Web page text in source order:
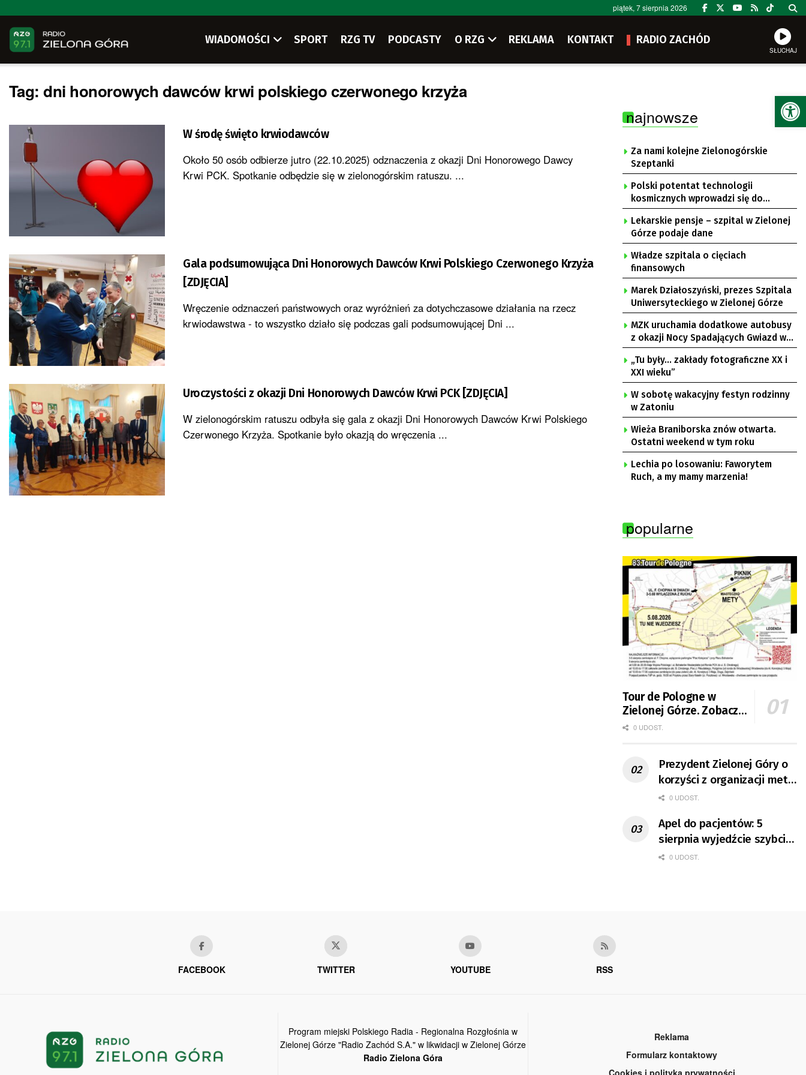
piątek, 7 sierpnia 2026
WIADOMOŚCI SPORT RZG TV PODCASTY O RZG REKLAMA KONTAKT RADIO ZACHÓD
SŁUCHAJ
Tag:dni honorowych dawców krwi polskiego czerwonego krzyża
W środę święto krwiodawców
Około 50 osób odbierze jutro (22.10.2025) odznaczenia z okazji Dni Honorowego Dawcy
Krwi PCK. Spotkanie odbędzie się w zielonogórskim ratuszu. ...
Gala podsumowująca Dni Honorowych Dawców Krwi Polskiego Czerwonego Krzyża
[ZDJĘCIA]
Wręczenie odznaczeń państwowych oraz wyróżnień za dotychczasowe działania na rzecz
krwiodawstwa - to wszystko działo się podczas gali podsumowującej Dni ...
Uroczystości z okazji Dni Honorowych Dawców Krwi PCK [ZDJĘCIA]
W zielonogórskim ratuszu odbyła się gala z okazji Dni Honorowych Dawców Krwi Polskiego
Czerwonego Krzyża. Spotkanie było okazją do wręczenia ...
najnowsze
Za nami kolejne Zielonogórskie
Szeptanki
Polski potentat technologii
kosmicznych wprowadzi się do
Zielonej Góry
Lekarskie pensje – szpital w Zielonej
Górze podaje dane
Władze szpitala o cięciach
finansowych
Marek Działoszyński, prezes Szpitala
Uniwersyteckiego w Zielonej Górze
MZK uruchamia dodatkowe autobusy
z okazji Nocy Spadających Gwiazd w
Ochli
„Tu były… zakłady fotograficzne XX i
XXI wieku”
W sobotę wakacyjny festyn rodzinny
w Zatoniu
Wieża Braniborska znów otwarta.
Ostatni weekend w tym roku
Lechia po losowaniu: Faworytem
Ruch, a my mamy marzenia!
popularne
Tour de Pologne w
Zielonej Górze. Zobacz
zmiany w organizacji
0 UDOST.
Prezydent Zielonej Góry o
korzyści z organizacji mety
Tour de Pologne
0 UDOST.
Apel do pacjentów: 5
sierpnia wyjedźcie szybciej
z domów
0 UDOST.
FACEBOOK TWITTER YOUTUBE RSS
Program miejski Polskiego Radia - Regionalna Rozgłośnia w
Zielonej Górze "Radio Zachód S.A." w likwidacji w Zielonej Górze
Radio Zielona Góra
Reklama
Formularz kontaktowy